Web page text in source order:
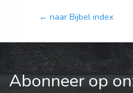
← naar Bijbel index
Abonneer op